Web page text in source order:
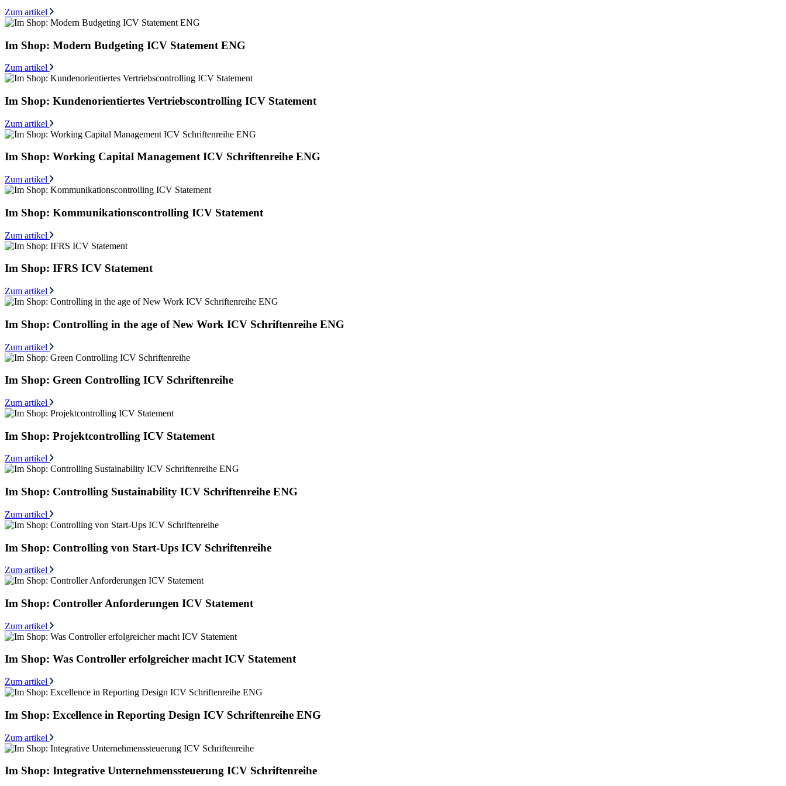
Zum artikel
Im Shop: Modern Budgeting ICV Statement ENG
Zum artikel
Im Shop: Kundenorientiertes Vertriebscontrolling ICV Statement
Zum artikel
Im Shop: Working Capital Management ICV Schriftenreihe ENG
Zum artikel
Im Shop: Kommunikationscontrolling ICV Statement
Zum artikel
Im Shop: IFRS ICV Statement
Zum artikel
Im Shop: Controlling in the age of New Work ICV Schriftenreihe ENG
Zum artikel
Im Shop: Green Controlling ICV Schriftenreihe
Zum artikel
Im Shop: Projektcontrolling ICV Statement
Zum artikel
Im Shop: Controlling Sustainability ICV Schriftenreihe ENG
Zum artikel
Im Shop: Controlling von Start-Ups ICV Schriftenreihe
Zum artikel
Im Shop: Controller Anforderungen ICV Statement
Zum artikel
Im Shop: Was Controller erfolgreicher macht ICV Statement
Zum artikel
Im Shop: Excellence in Reporting Design ICV Schriftenreihe ENG
Zum artikel
Im Shop: Integrative Unternehmenssteuerung ICV Schriftenreihe